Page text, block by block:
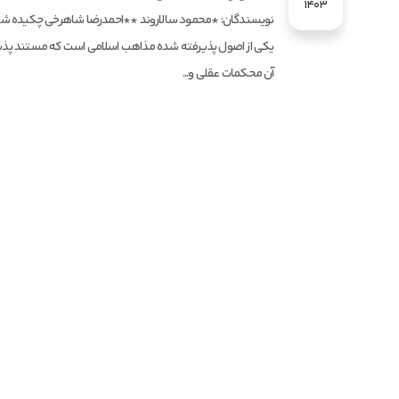
1403
نویسندگان: *محمود سالاروند **احمدرضا شاهرخی چکیده
یکی از اصول پذیرفته شده مذاهب اسلامی است که مستند
آن محکمات عقلی و...